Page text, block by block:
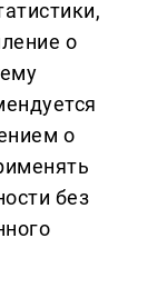
о
о
без